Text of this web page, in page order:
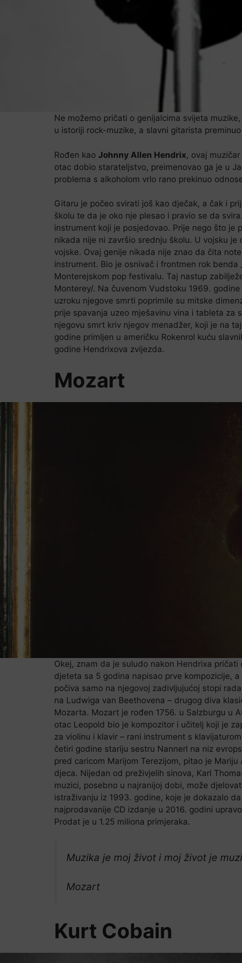
Ne možemo pričati o genijalcima svijeta
u istoriji rock-muzike, a slavni gitarista
Rođen kao Johnny Allen Hendrix, ovaj
otac dobio starateljstvo, preimenovao ga je u
problema s alkoholom vrlo rano prekinuo
Gitaru je počeo svirati još kao dječak, a čak i
školu te da je oko nje plesao i pravio se da
instrument koji je posjedovao. Prije nego što je
nikada nije ni završio srednju školu. U vojsku
vojske. Ovaj genije nikada nije znao da čita
instrument. Bio je osnivač i frontmen rok benda
Monterejskom pop festivalu. Taj nastup
Monterey/. Na čuvenom Vudstoku 1969.
uzroku njegove smrti poprimile su mitske
prije spavanja uzeo mješavinu vina i tableta za
njegovu smrt kriv njegov menadžer, koji je na
godine primljen u američku Rokenrol kuću
godine Hendrixova zvijezda.
Mozart
Okej, znam da je suludo nakon Hendrixa
djeteta sa 5 godina napisao prve kompozicije,
počiva samo na njegovoj zadivljujućoj stopi
na Ludwiga van Beethovena – drugog diva
Mozarta. Mozart je rođen 1756. u Salzburgu u
otac Leopold bio je kompozitor i učitelj koji je
za violinu i klavir – rani instrument s
četiri godine stariju sestru Nannerl na niz
pred caricom Marijom Terezijom, pitao je
djeca. Nijedan od preživjelih sinova, Karl
muzici, posebno u najranijoj dobi, može
istraživanju iz 1993. godine, koje je dokazalo
najprodavanije CD izdanje u 2016. godini
Prodat je u 1.25 miliona primjeraka.
Muzika je moj život i moj život je
Mozart
Kurt Cobain